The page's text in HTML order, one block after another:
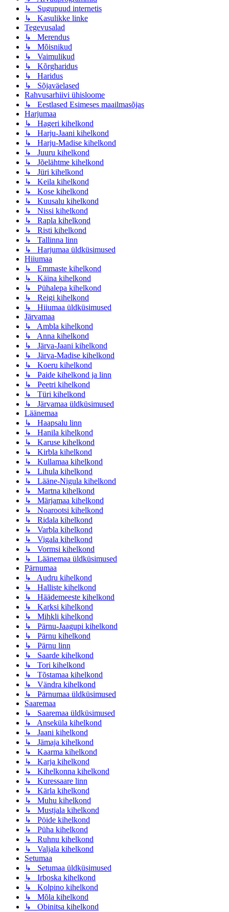
↳ Sugupuud internetis
↳ Kasulikke linke
Tegevusalad
↳ Merendus
↳ Mõisnikud
↳ Vaimulikud
↳ Kõrgharidus
↳ Haridus
↳ Sõjaväelased
Rahvusarhiivi ühisloome
↳ Eestlased Esimeses maailmasõjas
Harjumaa
↳ Hageri kihelkond
↳ Harju-Jaani kihelkond
↳ Harju-Madise kihelkond
↳ Juuru kihelkond
↳ Jõelähtme kihelkond
↳ Jüri kihelkond
↳ Keila kihelkond
↳ Kose kihelkond
↳ Kuusalu kihelkond
↳ Nissi kihelkond
↳ Rapla kihelkond
↳ Risti kihelkond
↳ Tallinna linn
↳ Harjumaa üldküsimused
Hiiumaa
↳ Emmaste kihelkond
↳ Käina kihelkond
↳ Pühalepa kihelkond
↳ Reigi kihelkond
↳ Hiiumaa üldküsimused
Järvamaa
↳ Ambla kihelkond
↳ Anna kihelkond
↳ Järva-Jaani kihelkond
↳ Järva-Madise kihelkond
↳ Koeru kihelkond
↳ Paide kihelkond ja linn
↳ Peetri kihelkond
↳ Türi kihelkond
↳ Järvamaa üldküsimused
Läänemaa
↳ Haapsalu linn
↳ Hanila kihelkond
↳ Karuse kihelkond
↳ Kirbla kihelkond
↳ Kullamaa kihelkond
↳ Lihula kihelkond
↳ Lääne-Nigula kihelkond
↳ Martna kihelkond
↳ Märjamaa kihelkond
↳ Noarootsi kihelkond
↳ Ridala kihelkond
↳ Varbla kihelkond
↳ Vigala kihelkond
↳ Vormsi kihelkond
↳ Läänemaa üldküsimused
Pärnumaa
↳ Audru kihelkond
↳ Halliste kihelkond
↳ Häädemeeste kihelkond
↳ Karksi kihelkond
↳ Mihkli kihelkond
↳ Pärnu-Jaagupi kihelkond
↳ Pärnu kihelkond
↳ Pärnu linn
↳ Saarde kihelkond
↳ Tori kihelkond
↳ Tõstamaa kihelkond
↳ Vändra kihelkond
↳ Pärnumaa üldküsimused
Saaremaa
↳ Saaremaa üldküsimused
↳ Anseküla kihelkond
↳ Jaani kihelkond
↳ Jämaja kihelkond
↳ Kaarma kihelkond
↳ Karja kihelkond
↳ Kihelkonna kihelkond
↳ Kuressaare linn
↳ Kärla kihelkond
↳ Muhu kihelkond
↳ Mustjala kihelkond
↳ Pöide kihelkond
↳ Püha kihelkond
↳ Ruhnu kihelkond
↳ Valjala kihelkond
Setumaa
↳ Setumaa üldküsimused
↳ Irboska kihelkond
↳ Kolpino kihelkond
↳ Mõla kihelkond
↳ Obinitsa kihelkond